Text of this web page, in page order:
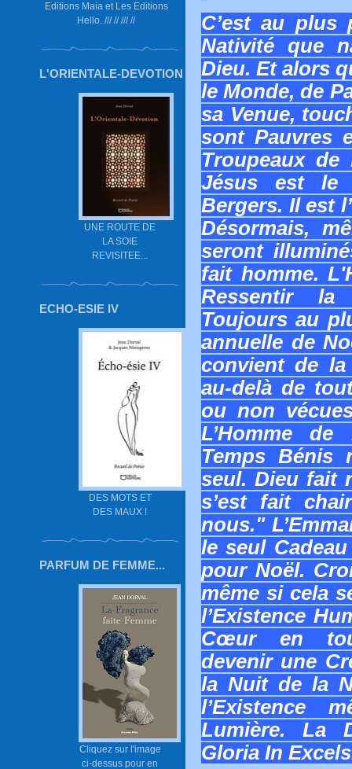
Editions Maia et Les Editions
Hello. /// // /// //
L'ORIENTALE-DEVOTION
UNE ROUTE DE
LA SOIE
REVISITEE...
ECHO-ESIE IV
DES MOTS ET
DES MAUX !
PARFUM DE FEMME...
Cliquez sur l'image
ci-dessus pour en
C’est au
Nativité que
Dieu. Et alors
le Monde, de
sa Venue,
sont Pauvres
Troupeaux de
Jésus est le
Bergers. Il est
Désormais,
seront
fait homme.
Ressentir la
Toujours au
annuelle de
convient de
au-delà de
ou non
L’Homme
Temps Bénis
seul. Dieu fait
s’est fait
nous."
le seul
pour Noël.
même si cela
l’Existence
Cœur en
devenir une
la Nuit de la
l’Existence
Lumière. La
Gloria In